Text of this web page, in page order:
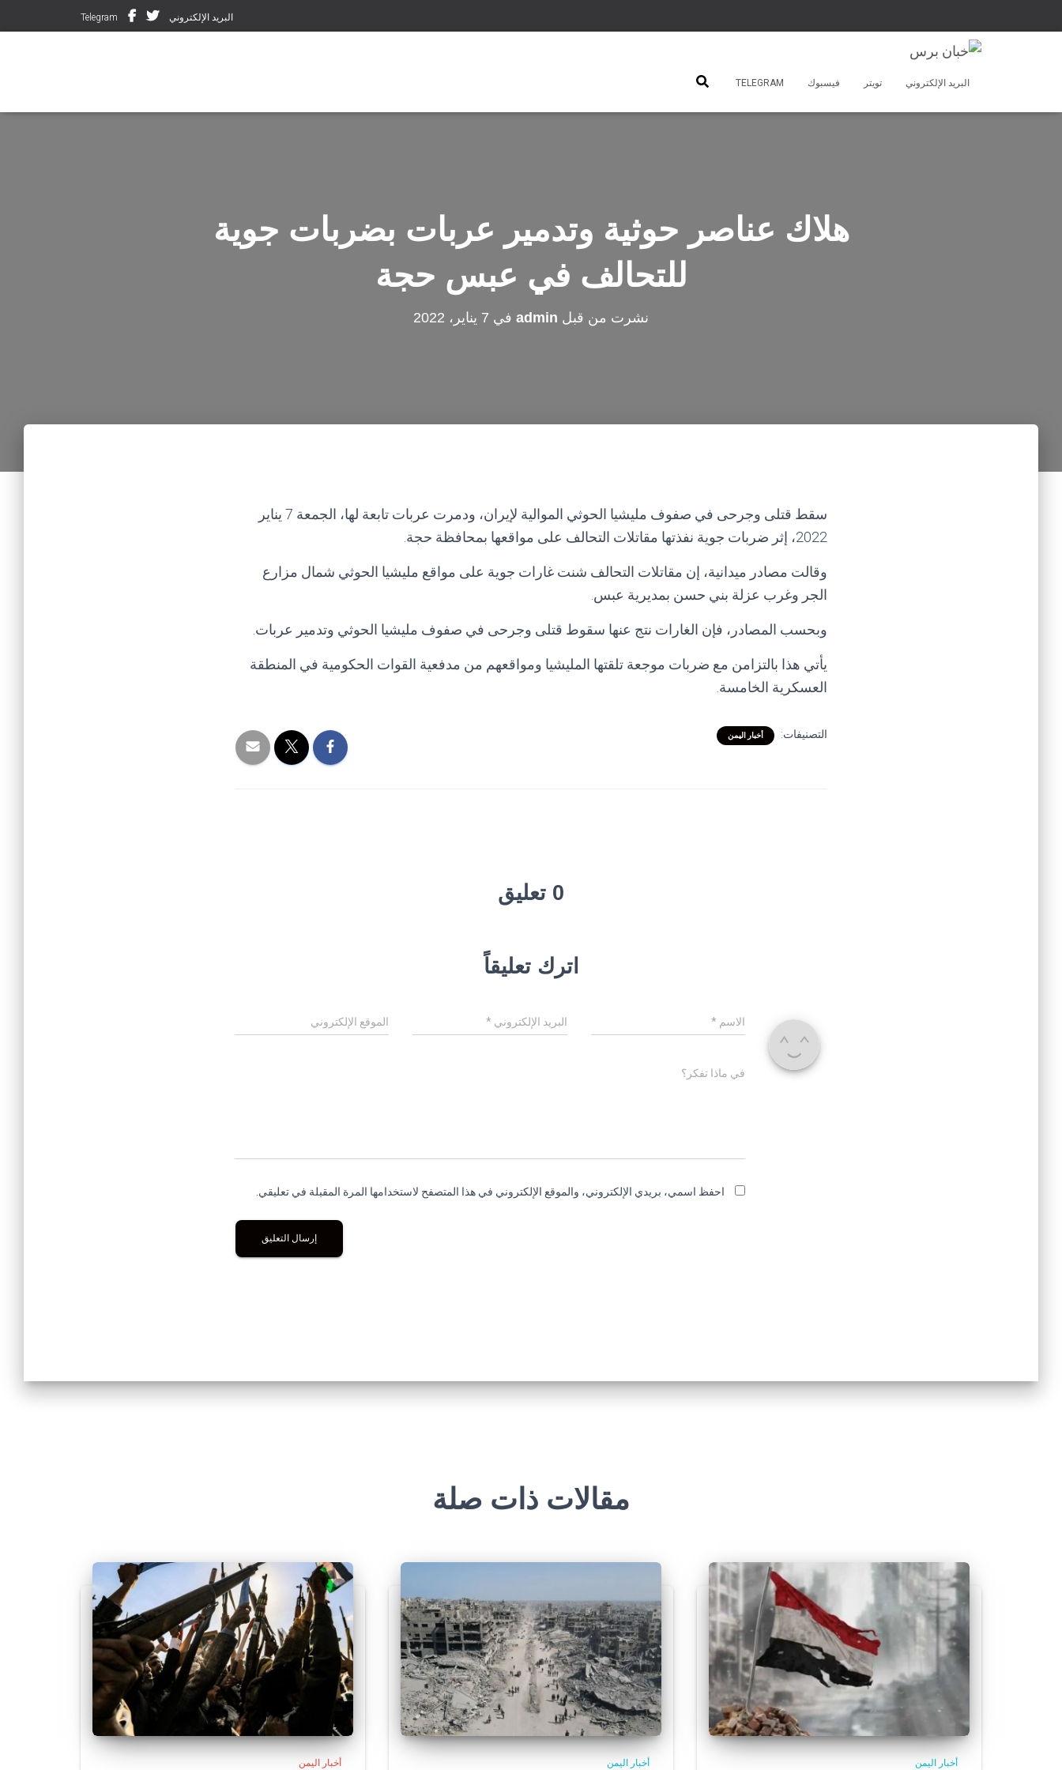
البريد الإلكتروني Telegram
البريد الإلكتروني تويتر فيسبوك TELEGRAM
هلاك عناصر حوثية وتدمير عربات بضربات جوية
للتحالف في عبس حجة
نشرت من قبل admin في 7 يناير، 2022
سقط قتلى وجرحى في صفوف مليشيا الحوثي الموالية لإيران، ودمرت عربات تابعة لها، الجمعة 7 يناير
2022، إثر ضربات جوية نفذتها مقاتلات التحالف على مواقعها بمحافظة حجة.
وقالت مصادر ميدانية، إن مقاتلات التحالف شنت غارات جوية على مواقع مليشيا الحوثي شمال مزارع
الجر وغرب عزلة بني حسن بمديرية عبس.
وبحسب المصادر، فإن الغارات نتج عنها سقوط قتلى وجرحى في صفوف مليشيا الحوثي وتدمير عربات.
يأتي هذا بالتزامن مع ضربات موجعة تلقتها المليشيا ومواقعهم من مدفعية القوات الحكومية في المنطقة
العسكرية الخامسة.
التصنيفات: أخبار اليمن
0 تعليق
اترك تعليقاً
الاسم * البريد الإلكتروني * الموقع الإلكتروني
في ماذا تفكر؟
احفظ اسمي، بريدي الإلكتروني، والموقع الإلكتروني في هذا المتصفح لاستخدامها المرة المقبلة في تعليقي.
مقالات ذات صلة
أخبار اليمن أخبار اليمن أخبار اليمن